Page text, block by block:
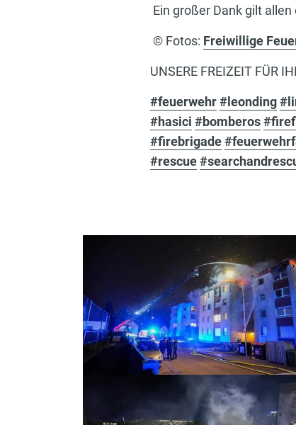
Ein großer Dank gilt
© Fotos: Freiwillige
UNSERE FREIZEIT FÜR
#feuerwehr#leonding
#hasici #bomberos
#firebrigade
#rescue